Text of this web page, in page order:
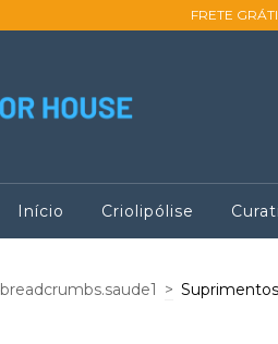
FRETE
Início Criolipólise
breadcrumbs.saude1 >